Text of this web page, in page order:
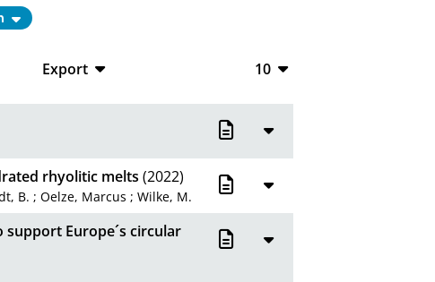
Export
XML
10
20
rhyolitic melts (2022)
B. ;Oelze, Marcus ;Wilke, M.
Europe´s circular